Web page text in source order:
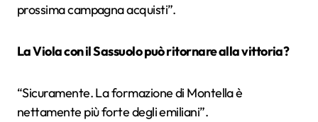
prossima campagna acquisti”.
La Viola con il Sassuolo può ritornare alla vittoria?
“Sicuramente. La formazione di Montella è
nettamente più forte degli emiliani”.